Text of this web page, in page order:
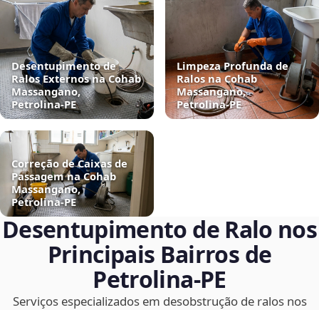
Desentupimento de
Ralos Externos na Cohab
Massangano,
Petrolina‑PE
Limpeza Profunda de
Ralos na Cohab
Massangano,
Petrolina‑PE
Correção de Caixas de
Passagem na Cohab
Massangano,
Petrolina‑PE
Desentupimento de Ralo nos
Principais Bairros de
Petrolina‑PE
Serviços especializados em desobstrução de ralos nos